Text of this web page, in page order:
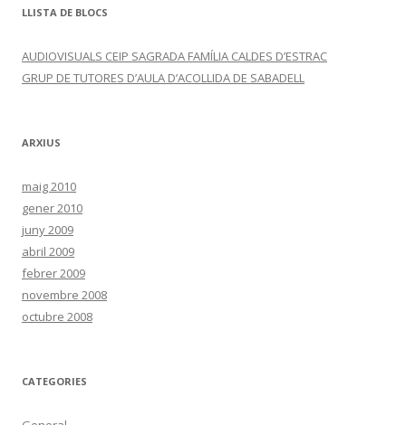
LLISTA DE BLOCS
AUDIOVISUALS CEIP SAGRADA FAMÍLIA CALDES D’ESTRAC
GRUP DE TUTORES D’AULA D’ACOLLIDA DE SABADELL
ARXIUS
maig 2010
gener 2010
juny 2009
abril 2009
febrer 2009
novembre 2008
octubre 2008
CATEGORIES